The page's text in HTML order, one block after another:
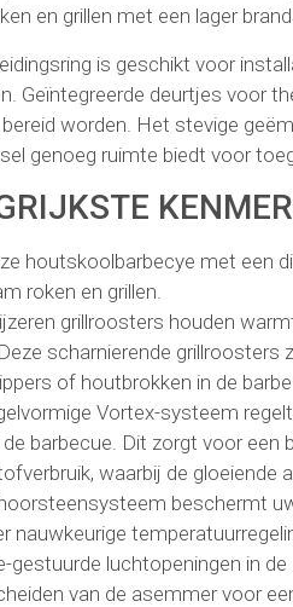
en grillen met een lager
is geschikt voor
Geïntegreerde deurtjes voor
worden. Het stevige
genoeg ruimte biedt voor
houtskoolbarbecye met een
roken en grillen.
grillroosters houden
scharnierende
of houtbrokken in de
Vortex-systeem
barbecue. Dit zorgt voor een
waarbij de gloeiende
beschermt
nauwkeurige
gestuurde luchtopeningen in
van de asemmer voor